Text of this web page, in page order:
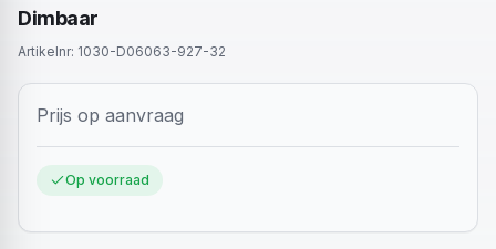
Dimbaar
Artikelnr: 1030-D06063-927-32
Prijs op aanvraag
Op voorraad